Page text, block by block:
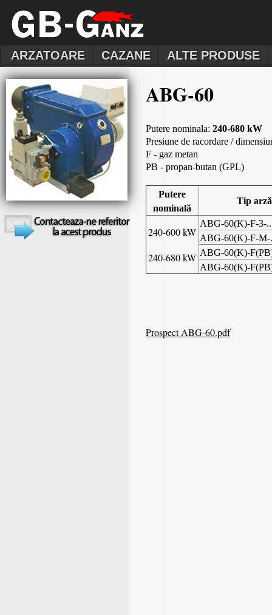
ARZATOARE CAZANE ALTE PRODUSE
ABG-60
Putere nominala: 240-680 kW
Presiune de racordare /
F - gaz metan
PB - propan-butan (GPL)
Putere
nominală
Tip
240-600 kW
240-680 kW
ABG-60(K)-F-3-
ABG-60(K)-F-M-
ABG-60(K)-
ABG-60(K)-
Prospect ABG-60.pdf